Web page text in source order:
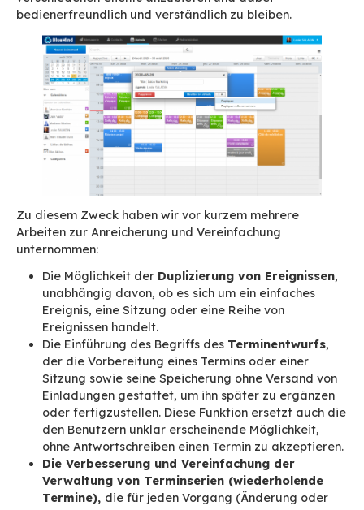
Kalenders
Wie ein E-Mail-System kann auch ein
genutzter Kalender auf den ersten Blick ganz
erscheinen. In Wirklichkeit handelt es sich aber
äußerst komplexe Funktion mit z. B. der
Wiederholungen (und Ausnahmen von
von Freigaben und Delegierungen, Sitzungen
Workflow-Einladungen, Synchronisierungen auf
verschiedenen Peripheriegeräten (Internet,
Geräte, Outlook usw.), jedes mit ihren
veränderbaren Vorgaben.
Eine der Herausforderungen einer
ist es, diesen Funktionsreichtum kompatibel
verschiedenen Clients anzubieten und dabei
bedienerfreundlich und verständlich zu bleiben.